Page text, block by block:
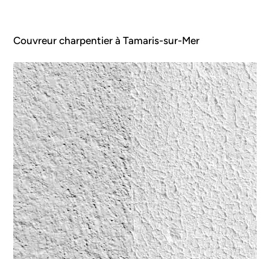
Couvreur charpentier à Tamaris-sur-Mer